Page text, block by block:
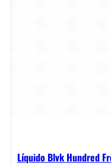
Líquido Blvk Hundred